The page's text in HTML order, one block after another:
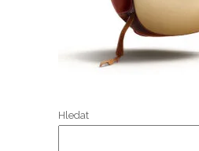
Hledat